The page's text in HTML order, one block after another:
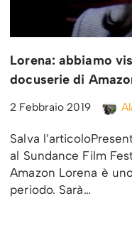
Lorena: abbiamo
docuserie di
2 Febbraio 2019
Salva
al Sundance Film
Amazon Lorena è
periodo. Sarà…